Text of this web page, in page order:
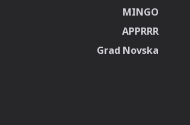
MINGO
APPRRR
Grad Novska